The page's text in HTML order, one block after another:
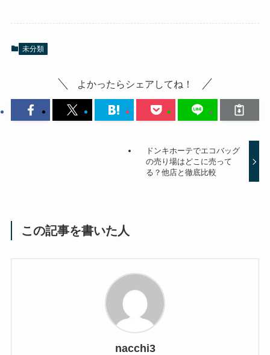
未分類
よかったらシェアしてね！
ドンキホーテでエコバッグ
の売り場はどこに売って
る？他店と徹底比較
この記事を書いた人
nacchi3